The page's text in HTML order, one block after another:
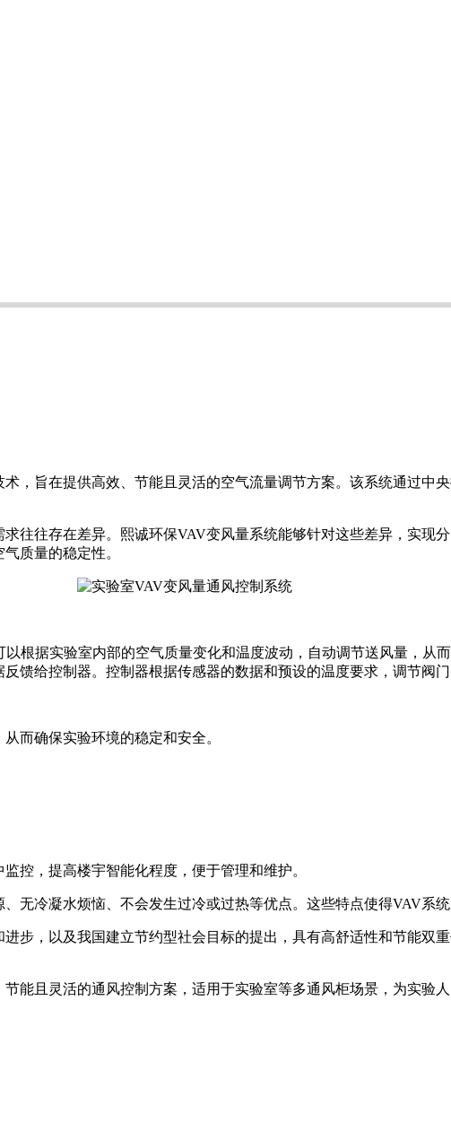
，旨在提供高效、节能且灵活的空气流量调节方案。该系统通过中
往往存在差异。熙诚环保VAV变风量系统能够针对这些差异，实现
质量的稳定性。
以根据实验室内部的空气质量变化和温度波动，自动调节送风量，从
馈给控制器。控制器根据传感器的数据和预设的温度要求，调节阀
而确保实验环境的稳定和安全。
控，提高楼宇智能化程度，便于管理和维护。
无冷凝水烦恼、不会发生过冷或过热等优点。这些特点使得VAV系
步，以及我国建立节约型社会目标的提出，具有高舒适性和节能双
能且灵活的通风控制方案，适用于实验室等多通风柜场景，为实验